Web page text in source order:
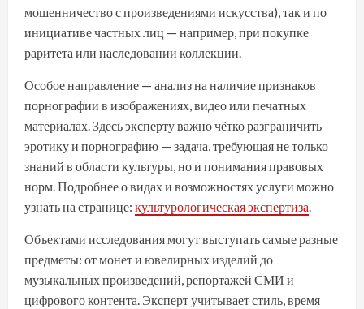
мошенничество с произведениями искусства), так и по
инициативе частных лиц — например, при покупке
раритета или наследовании коллекции.
Особое направление — анализ на наличие признаков
порнографии в изображениях, видео или печатных
материалах. Здесь эксперту важно чётко разграничить
эротику и порнографию — задача, требующая не только
знаний в области культуры, но и понимания правовых
норм. Подробнее о видах и возможностях услуги можно
узнать на странице: культурологическая экспертиза.
Объектами исследования могут выступать самые разные
предметы: от монет и ювелирных изделий до
музыкальных произведений, репортажей СМИ и
цифрового контента. Эксперт учитывает стиль, время